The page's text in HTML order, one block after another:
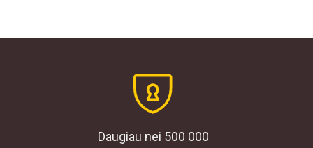
Daugiau nei 500 000